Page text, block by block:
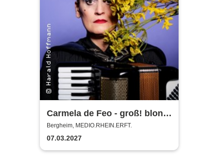
Carmela de Feo - groß! blond!
erfolgreich!
Bergheim, MEDIO.RHEIN.ERFT.
07.03.2027